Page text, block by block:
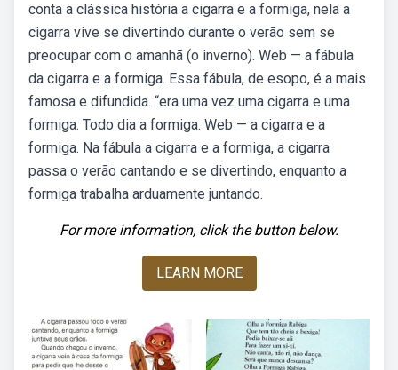
conta a clássica história a cigarra e a formiga, nela a
cigarra vive se divertindo durante o verão sem se
preocupar com o amanhã (o inverno). Web — a fábula
da cigarra e a formiga. Essa fábula, de esopo, é a mais
famosa e difundida. “era uma vez uma cigarra e uma
formiga. Todo dia a formiga. Web — a cigarra e a
formiga. Na fábula a cigarra e a formiga, a cigarra
passa o verão cantando e se divertindo, enquanto a
formiga trabalha arduamente juntando.
For more information, click the button below.
LEARN MORE